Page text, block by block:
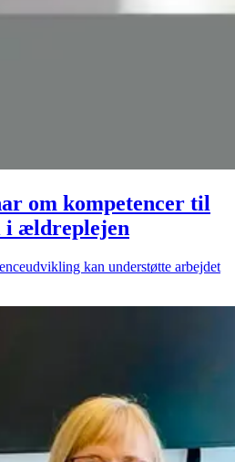
om kompetencer til
i ældreplejen
kan understøtte arbejdet